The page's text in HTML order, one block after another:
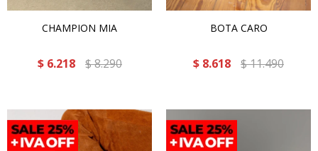
CHAMPION MIA
$ 6.218 $8.290
BOTA CARO
$ 8.618 $11.490